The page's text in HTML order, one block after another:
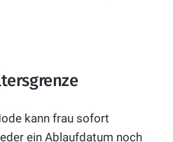
kann frau sofort
ein Ablaufdatum noch